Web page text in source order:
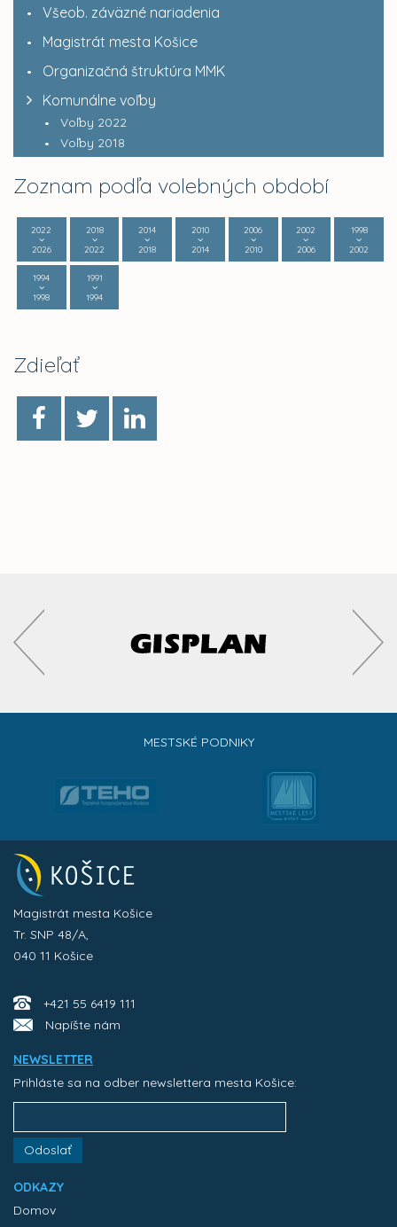
Všeob. záväzné nariadenia
Magistrát mesta Košice
Organizačná štruktúra MMK
Komunálne voľby
Voľby 2022
Voľby 2018
Zoznam podľa volebných období
2022
2026
2018
2022
2014
2018
2010
2014
2006
2010
2002
2006
1998
2002
1994
1998
1991
1994
Zdieľať
MESTSKÉ PODNIKY
Magistrát mesta Košice
Tr. SNP 48/A,
040 11 Košice
+421 55 6419 111
Napíšte nám
NEWSLETTER
Prihláste sa na odber newslettera mesta Košice:
Odoslať
ODKAZY
Domov